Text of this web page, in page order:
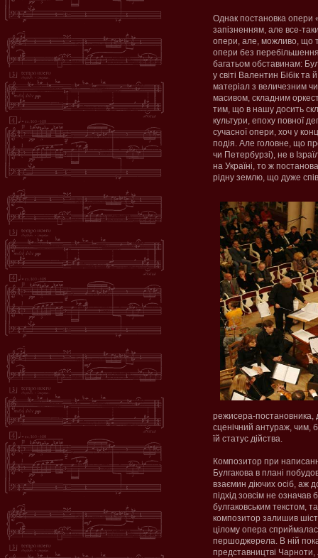
Однак постановка опери
запізненням, але все-
опери, але, можливо, що
опери без
багатьом обставинам:
у світі Валентин Бібік
матеріал з величезним
масивом, складним
тим, що в нашу досить
культури, епоху повної
сучасної опери, хоч у
подія. Але головне, що
чи Петербурзі), не в
на Україні, то ж
рідну землю, що дуже
режисера-
сценічний антураж, чим,
їй статус дійства.
Композитор при
Булгакова в плані
взаємин діючих осіб, аж
підхід зовсім не означав
булгаковським текстом,
композитор залишив
цілому опера
першоджерела. В ній
представництві